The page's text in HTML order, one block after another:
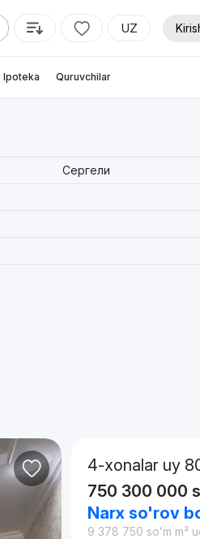
UZ
Ipoteka Quruvchilar
Сергели
4-xonalar uy
750 300 000
Narx so'rov
9 378 750 soʻm m²